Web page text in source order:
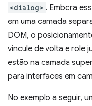
<dialog> . Embora
em uma camada
DOM, o
vincule de volta e role
estão na camada
para interfaces em
No exemplo a seguir,